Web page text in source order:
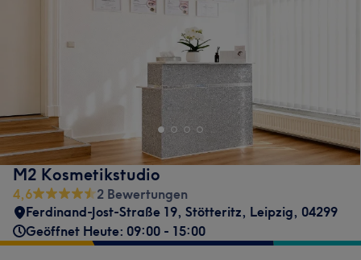
M2 Kosmetikstudio
4,6
2 Bewertungen
Ferdinand-Jost-Straße 19, Stötteritz, Leipzig, 04299
Geöffnet Heute: 09:00 - 15:00